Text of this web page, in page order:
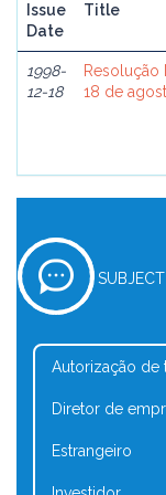
Issue
Date
Title
1998-
12-18
Resolução
18 de
SUBJECT
Autorização de
Diretor de
Estrangeiro